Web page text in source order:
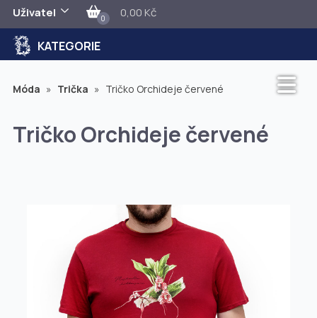
Uživatel 0 0,00 Kč
KATEGORIE
Móda » Trička » Tričko Orchideje červené
Tričko Orchideje červené